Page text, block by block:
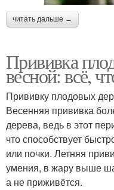
читать дальше →
Прививка
весной: всё,
Прививку плодовых
Весенняя прививка
дерева, ведь в этот
что способствует
или почки. Летняя
умения, в жару выше
а не приживётся.